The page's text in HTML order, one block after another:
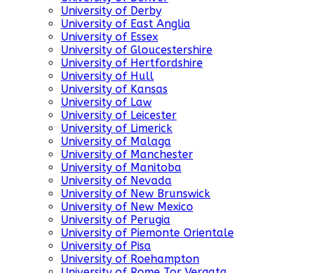
University of Derby
University of East Anglia
University of Essex
University of Gloucestershire
University of Hertfordshire
University of Hull
University of Kansas
University of Law
University of Leicester
University of Limerick
University of Malaga
University of Manchester
University of Manitoba
University of Nevada
University of New Brunswick
University of New Mexico
University of Perugia
University of Piemonte Orientale
University of Pisa
University of Roehampton